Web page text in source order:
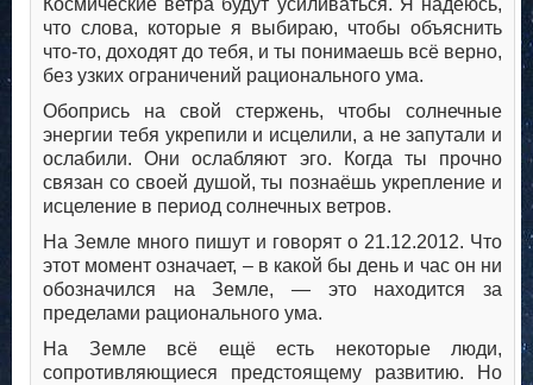
Космические ветра будут усиливаться. Я надеюсь,
что слова, которые я выбираю, чтобы объяснить
что-то, доходят до тебя, и ты понимаешь всё верно,
без узких ограничений рационального ума.
Обопрись на свой стержень, чтобы солнечные
энергии тебя укрепили и исцелили, а не запутали и
ослабили. Они ослабляют эго. Когда ты прочно
связан со своей душой, ты познаёшь укрепление и
исцеление в период солнечных ветров.
На Земле много пишут и говорят о 21.12.2012. Что
этот момент означает, – в какой бы день и час он ни
обозначился на Земле, — это находится за
пределами рационального ума.
На Земле всё ещё есть некоторые люди,
сопротивляющиеся предстоящему развитию. Но